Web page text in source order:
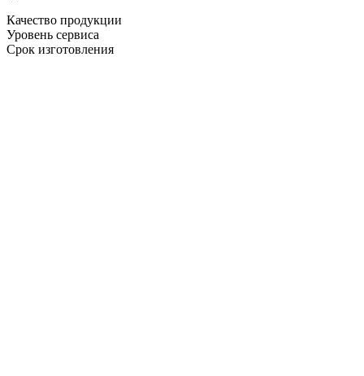
Качество продукции
Уровень сервиса
Срок изготовления